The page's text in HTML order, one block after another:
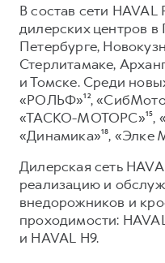
В состав сети
дилерских центров в
Петербурге,
Стерлитамаке,
и Томске. Среди
«РОЛЬФ»¹²,
«ТАСКО-МОТОРС»¹⁵,
«Динамика»¹⁸, «Элке
Дилерская сеть
реализацию и
внедорожников и
проходимости:
и HAVAL H9.